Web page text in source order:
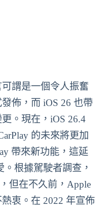
謂是一個令人振奮
佈，而 iOS 26 也帶
。現在，iOS 26.4
的未來將更加
帶來新功能，這延
根據駕駛者調查，
但在不久前，Apple
衷。在 2022 年宣佈